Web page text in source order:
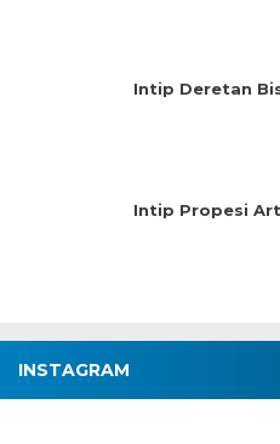
Intip Deretan
Intip Propesi
INSTAGRAM